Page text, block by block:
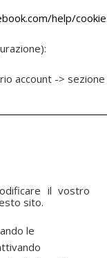
help/
account ->
il vostro
sito.
le